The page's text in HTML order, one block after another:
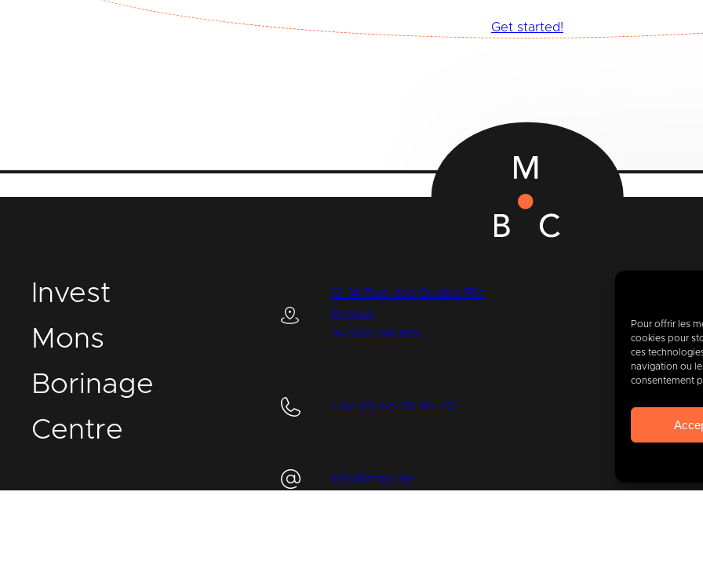
Pour offrir les
cookies pour
ces
navigation ou
consentement
Get started!
nvest
Mons
Borinage
Centre
12-14 Rue des Quatre Fils
Aymon
B-7000 MONS
+32 (0) 65 39 95 70
info@imbc.be
to